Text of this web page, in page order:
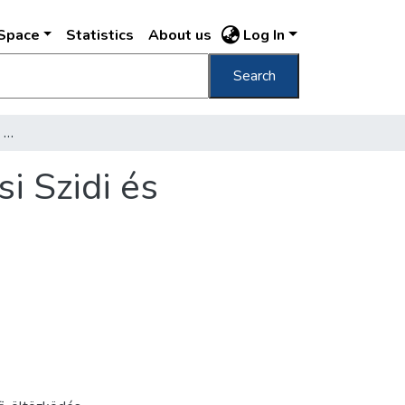
Statistics About us Log In
Search
[Magyar hadifogolymentő mozgalom] Rákosi Szidi és színinövendékei az Andrássy úton
Szidi és